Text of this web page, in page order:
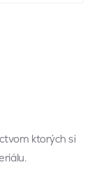
ktorých si